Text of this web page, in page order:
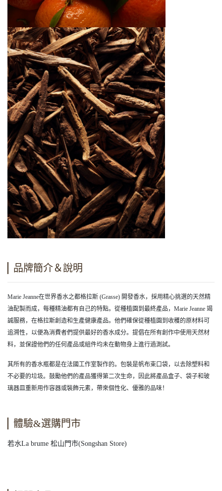
品牌簡介＆說明
Marie Jeanne在世界香水之都格拉斯 (Grasse) 開發香水，採用精心挑選的天然精
油配製而成，每種精油都有自己的特點。從種植園到最終產品，Marie Jeanne 竭
誠服務，在格拉斯創造和生產健康產品。他們確保從種植園到收穫的原材料可
追溯性，以便為消費者們提供最好的香水成分。提倡在所有創作中使用天然材
料，並保證他們的任何產品或組件均未在動物身上進行過測試。
其所有的香水瓶都是在法國工作室製作的。包裝是帆布束口袋，以去除塑料和
不必要的垃圾。鼓勵他們的產品獲得第二次生命，因此將產品盒子、袋子和玻
璃器皿重新用作容器或裝飾元素，帶來個性化、優雅的品味！
體驗&選購門市
若水La brume 松山門市(Songshan Store)